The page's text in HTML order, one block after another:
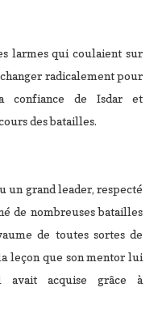
larmes qui coulaient sur
radicalement pour
confiance de Isdar et
des batailles.
un grand leader, respecté
de nombreuses batailles
de toutes sortes de
leçon que son mentor lui
avait acquise grâce à